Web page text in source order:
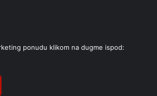
ponudu klikom na dugme ispod: